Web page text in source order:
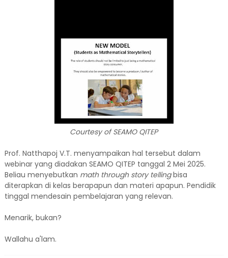
Courtesy of SEAMO QITEP
Prof. Natthapoj V.T. menyampaikan hal tersebut dalam
webinar yang diadakan SEAMO QITEP tanggal 2 Mei 2025.
Beliau menyebutkan math through story tellingbisa
diterapkan di kelas berapapun dan materi apapun. Pendidik
tinggal mendesain pembelajaran yang relevan.
Menarik, bukan?
Wallahu a'lam.